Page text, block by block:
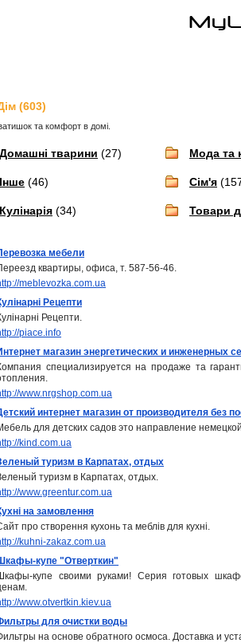
(603)
та комфорт в домі.
Домашні тварини (27) Мода та
Інше (46) Сім'я
Кулінарія (34) Товари
мебели
квартиры, офиса, т. 587-56-46.
meblevozka.com.ua
Рецепти
Рецепти.
piace.info
магазин энергетических и инженерных
специализируется на продаже та
www.nrgshop.com.ua
интернет магазин от производителя без
для детских садов это направление
kind.com.ua
туризм в Карпатах, отдых
туризм в Карпатах, отдых.
www.greentur.com.ua
на замовлення
про створення кухонь та меблів для кухні.
kuhni-zakaz.com.ua
купе "Отверткин"
купе своими руками! Серия готовых
www.otvertkin.kiev.ua
для очистки воды
на основе обратного осмоса. Доставка и